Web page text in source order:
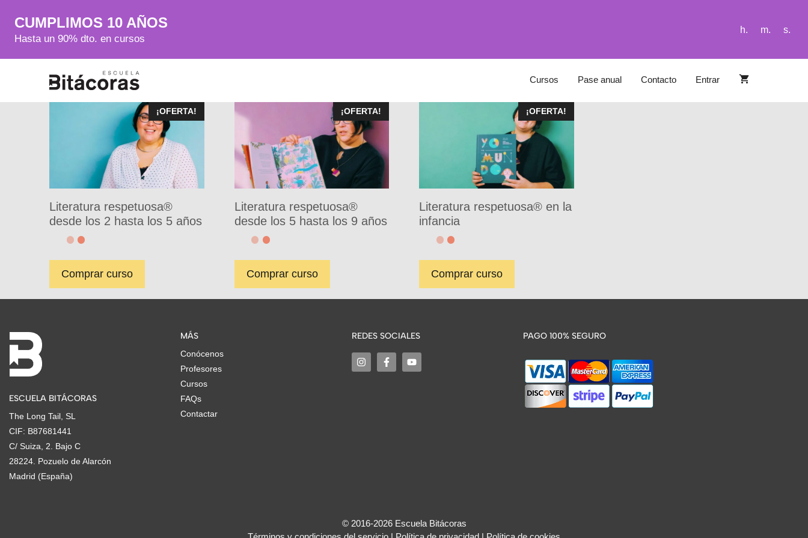
CUMPLIMOS 10 AÑOS
Hasta un 90% dto. en cursos
h. m. s.
Cursos Pase anual Contacto Entrar
¡OFERTA!
Literatura respetuosa®
desde los 2 hasta los 5 años
Comprar curso
¡OFERTA!
Literatura respetuosa®
desde los 5 hasta los 9 años
Comprar curso
¡OFERTA!
Literatura respetuosa® en la
infancia
Comprar curso
ESCUELA BITÁCORAS
The Long Tail, SL
CIF: B87681441
C/ Suiza, 2. Bajo C
28224. Pozuelo de Alarcón
Madrid (España)
MÁS
Conócenos
Profesores
Cursos
FAQs
Contactar
REDES SOCIALES PAGO 100% SEGURO
© 2016-2026 Escuela Bitácoras